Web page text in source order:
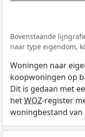
Bovenstaande
naar type eigendom,
Woningen naar
koopwoningen op
Dit is gedaan met
hetWOZ-register
woningbestand van